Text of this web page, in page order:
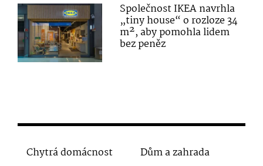
Společnost IKEA navrhla
„tiny house“ o rozloze 34
m², aby pomohla lidem
bez peněz
Chytrá domácnost
Dům a zahrada